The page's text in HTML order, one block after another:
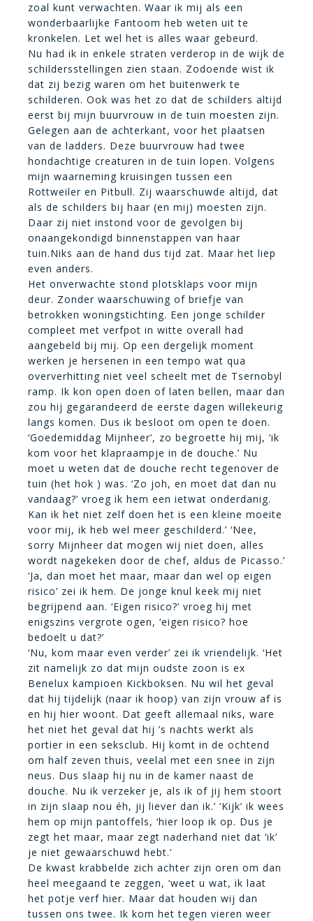
zoal kunt verwachten. Waar ik mij als een
wonderbaarlijke Fantoom heb weten uit te
kronkelen. Let wel het is alles waar gebeurd.
Nu had ik in enkele straten verderop in de wijk de
schildersstellingen zien staan. Zodoende wist ik
dat zij bezig waren om het buitenwerk te
schilderen. Ook was het zo dat de schilders altijd
eerst bij mijn buurvrouw in de tuin moesten zijn.
Gelegen aan de achterkant, voor het plaatsen
van de ladders. Deze buurvrouw had twee
hondachtige creaturen in de tuin lopen. Volgens
mijn waarneming kruisingen tussen een
Rottweiler en Pitbull. Zij waarschuwde altijd, dat
als de schilders bij haar (en mij) moesten zijn.
Daar zij niet instond voor de gevolgen bij
onaangekondigd binnenstappen van haar
tuin.Niks aan de hand dus tijd zat. Maar het liep
even anders.
Het onverwachte stond plotsklaps voor mijn
deur. Zonder waarschuwing of briefje van
betrokken woningstichting. Een jonge schilder
compleet met verfpot in witte overall had
aangebeld bij mij. Op een dergelijk moment
werken je hersenen in een tempo wat qua
oververhitting niet veel scheelt met de Tsernobyl
ramp. Ik kon open doen of laten bellen, maar dan
zou hij gegarandeerd de eerste dagen willekeurig
langs komen. Dus ik besloot om open te doen.
‘Goedemiddag Mijnheer’, zo begroette hij mij, ‘ik
kom voor het klapraampje in de douche.’ Nu
moet u weten dat de douche recht tegenover de
tuin (het hok ) was. ‘Zo joh, en moet dat dan nu
vandaag?’ vroeg ik hem een ietwat onderdanig.
Kan ik het niet zelf doen het is een kleine moeite
voor mij, ik heb wel meer geschilderd.’ ‘Nee,
sorry Mijnheer dat mogen wij niet doen, alles
wordt nagekeken door de chef, aldus de Picasso.’
‘Ja, dan moet het maar, maar dan wel op eigen
risico’ zei ik hem. De jonge knul keek mij niet
begrijpend aan. ‘Eigen risico?’ vroeg hij met
enigszins vergrote ogen, ‘eigen risico? hoe
bedoelt u dat?’
‘Nu, kom maar even verder’ zei ik vriendelijk. ‘Het
zit namelijk zo dat mijn oudste zoon is ex
Benelux kampioen Kickboksen. Nu wil het geval
dat hij tijdelijk (naar ik hoop) van zijn vrouw af is
en hij hier woont. Dat geeft allemaal niks, ware
het niet het geval dat hij ’s nachts werkt als
portier in een seksclub. Hij komt in de ochtend
om half zeven thuis, veelal met een snee in zijn
neus. Dus slaap hij nu in de kamer naast de
douche. Nu ik verzeker je, als ik of jij hem stoort
in zijn slaap nou éh, jij liever dan ik.’ ‘Kijk’ ik wees
hem op mijn pantoffels, ‘hier loop ik op. Dus je
zegt het maar, maar zegt naderhand niet dat ‘ik’
je niet gewaarschuwd hebt.’
De kwast krabbelde zich achter zijn oren om dan
heel meegaand te zeggen, ‘weet u wat, ik laat
het potje verf hier. Maar dat houden wij dan
tussen ons twee. Ik kom het tegen vieren weer